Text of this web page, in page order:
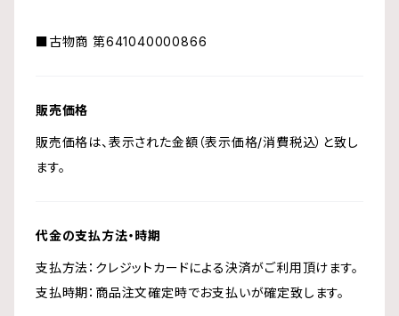
■古物商 第641040000866
販売価格
販売価格は、表示された金額（表示価格/消費税込）と致し
ます。
代金の支払方法・時期
支払方法：クレジットカードによる決済がご利用頂けます。
支払時期：商品注文確定時でお支払いが確定致します。